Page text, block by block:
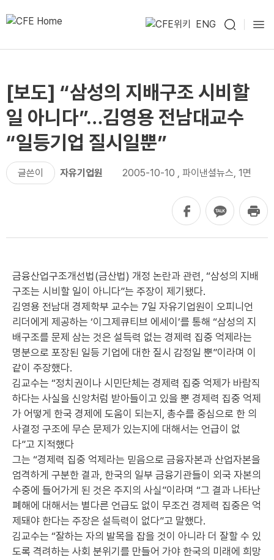
ENG
[보도] “삼성의 지배구조 시비할
일 아니다”…김영용 전남대교수
“일등기업 질시일뿐”
글쓴이 자유기업원 2005-10-10 , 파이낸셜뉴스, 1면
금융산업구조개선법(금산법) 개정 논란과 관련, “삼성의 지배
구조는 시비할 일이 아니다”는 주장이 제기됐다.
김영용 전남대 경제학부 교수는 7일 자유기업원이 오피니언
리더에게 제공하는 ‘이그제큐티브 에세이’를 통해 “삼성의 지
배구조를 문제 삼는 것은 설득력 없는 경제력 집중 억제라는
명분으로 포장된 일등 기업에 대한 질시 감정일 뿐”이라며 이
같이 주장했다.
김교수는 “정치권이나 시민단체는 경제력 집중 억제가 바람직
하다는 사실을 신앙처럼 받아들이고 있을 뿐 경제력 집중 억제
가 어떻게 한국 경제에 도움이 되는지, 총수를 중심으로 한 의
사결정 구조에 무슨 문제가 있는지에 대해서는 언급이 없
다”고 지적했다
그는 “경제력 집중 억제라는 믿음으로 금융자본과 산업자본을
엄격하게 구분한 결과, 한국의 일부 금융기관들이 외국 자본의
수중에 들어가게 된 것은 주지의 사실”이라며 “그 결과 나타난
폐해에 대해서는 별다른 언급도 없이 무조건 경제력 집중은 억
제돼야 한다는 주장은 설득력이 없다”고 말했다.
김교수는 “잘하는 자의 발목을 잡을 것이 아니라 더 잘할 수 있
도록 격려하는 사회 분위기를 만들어 가야 한국의 미래에 희망